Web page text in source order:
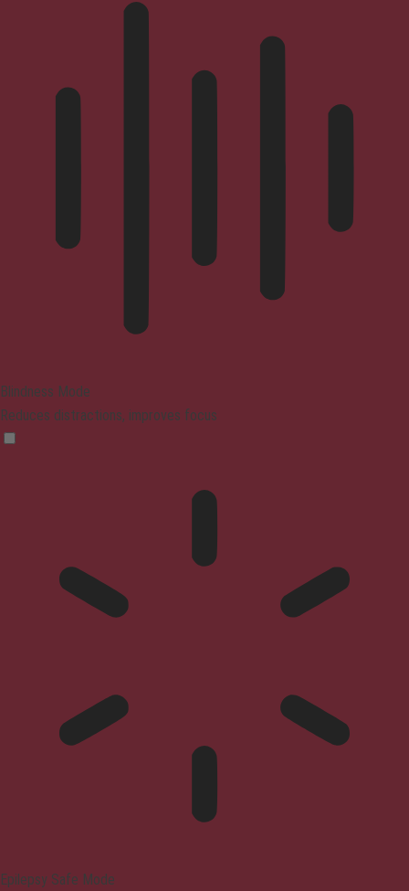
Blindness Mode
Reduces distractions, improves focus
Epilepsy Safe Mode